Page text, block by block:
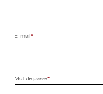
E-mail*
Mot de passe*